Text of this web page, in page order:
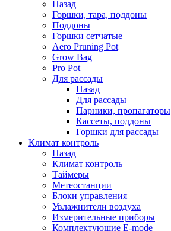
Назад
Горшки, тара, поддоны
Поддоны
Горшки сетчатые
Aero Pruning Pot
Grow Bag
Pro Pot
Для рассады
Назад
Для рассады
Парники, пропагаторы
Кассеты, поддоны
Горшки для рассады
Климат контроль
Назад
Климат контроль
Таймеры
Метеостанции
Блоки управления
Увлажнители воздуха
Измерительные приборы
Комплектующие E-mode